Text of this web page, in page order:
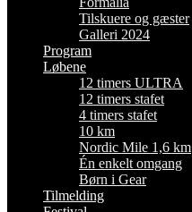
Tilskuere og gæster
Galleri 2024
Program
Løbene
12 timers ULTRA
12 timers stafet
4 timers stafet
10 km
Nordic Mile 1,6 km
Én enkelt omgang
Børn i Gear
Tilmelding